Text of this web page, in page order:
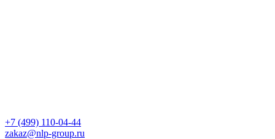
+7 (499) 110-04-44
zakaz@nlp-group.ru